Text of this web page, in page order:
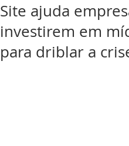
Site ajuda
investirem em
para driblar a